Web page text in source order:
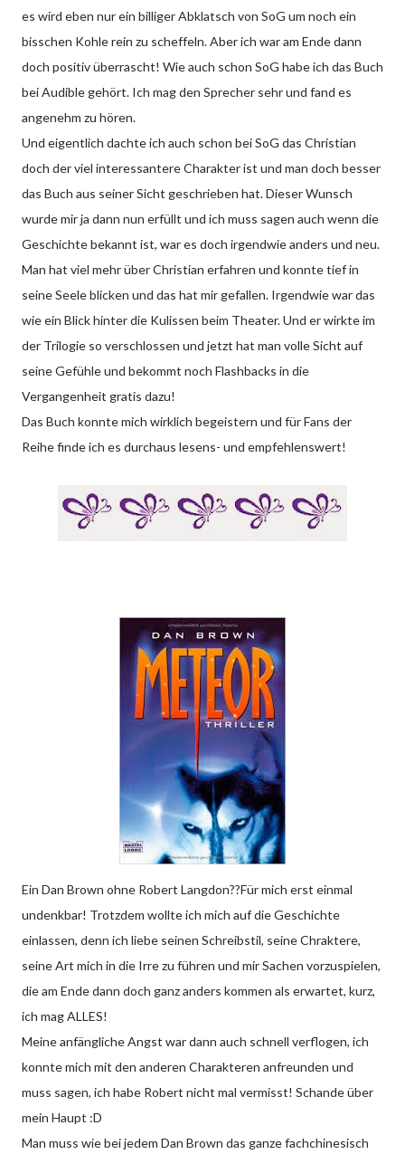
es wird eben nur ein billiger Abklatsch von SoG um noch ein
bisschen Kohle rein zu scheffeln. Aber ich war am Ende dann
doch positiv überrascht! Wie auch schon SoG habe ich das Buch
bei Audible gehört. Ich mag den Sprecher sehr und fand es
angenehm zu hören.
Und eigentlich dachte ich auch schon bei SoG das Christian
doch der viel interessantere Charakter ist und man doch besser
das Buch aus seiner Sicht geschrieben hat. Dieser Wunsch
wurde mir ja dann nun erfüllt und ich muss sagen auch wenn die
Geschichte bekannt ist, war es doch irgendwie anders und neu.
Man hat viel mehr über Christian erfahren und konnte tief in
seine Seele blicken und das hat mir gefallen. Irgendwie war das
wie ein Blick hinter die Kulissen beim Theater. Und er wirkte im
der Trilogie so verschlossen und jetzt hat man volle Sicht auf
seine Gefühle und bekommt noch Flashbacks in die
Vergangenheit gratis dazu!
Das Buch konnte mich wirklich begeistern und für Fans der
Reihe finde ich es durchaus lesens- und empfehlenswert!
Ein Dan Brown ohne Robert Langdon??Für mich erst einmal
undenkbar! Trotzdem wollte ich mich auf die Geschichte
einlassen, denn ich liebe seinen Schreibstil, seine Chraktere,
seine Art mich in die Irre zu führen und mir Sachen vorzuspielen,
die am Ende dann doch ganz anders kommen als erwartet, kurz,
ich mag ALLES!
Meine anfängliche Angst war dann auch schnell verflogen, ich
konnte mich mit den anderen Charakteren anfreunden und
muss sagen, ich habe Robert nicht mal vermisst! Schande über
mein Haupt :D
Man muss wie bei jedem Dan Brown das ganze fachchinesisch